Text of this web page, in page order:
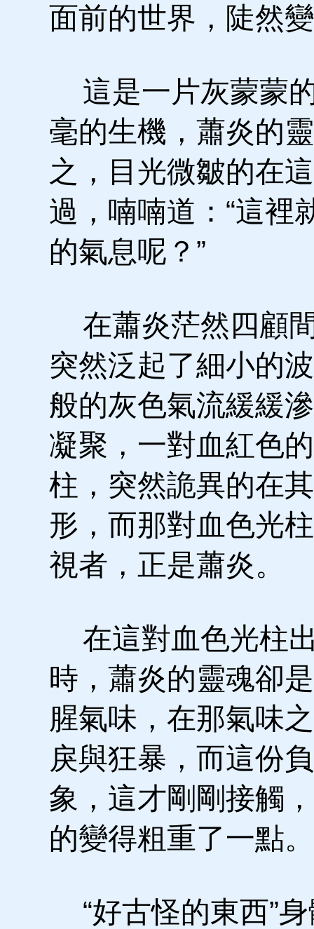
面前的世界，陡然
這是一片灰蒙蒙
毫的生機，蕭炎的
之，目光微皺的在
過，喃喃道：“這裡
的氣息呢？”
在蕭炎茫然四顧
突然泛起了細小的
般的灰色氣流緩緩
凝聚，一對血紅色
柱，突然詭異的在
形，而那對血色光
視者，正是蕭炎。
在這對血色光柱
時，蕭炎的靈魂卻
腥氣味，在那氣味
戾與狂暴，而這份
象，這才剛剛接觸
的變得粗重了一點。
“好古怪的東西”